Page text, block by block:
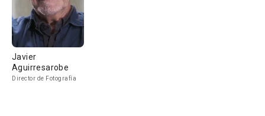
Javier
Aguirresarobe
Director de Fotografía